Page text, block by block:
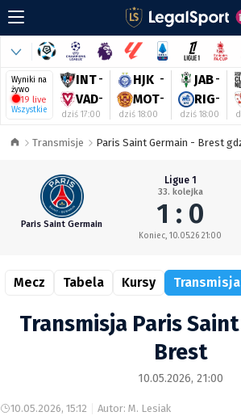
Wyniki na
żywo
19 live
Wszystkie
INT-
VAD-
dziś 17:00
HJK -
MOT-
dziś 18:00
JAB-
RIG-
dziś 18:00
Transmisje Paris Saint Germain - Brest
Paris Saint Germain
Ligue 1
33. kolejka
1 : 0
Koniec, 10.05.26 21:00
Mecz Tabela Kursy Transmisja
Transmisja Paris
Brest
10.05.2026, 21:00
10.05.2026, 15:12 Autor: M. Lesiak